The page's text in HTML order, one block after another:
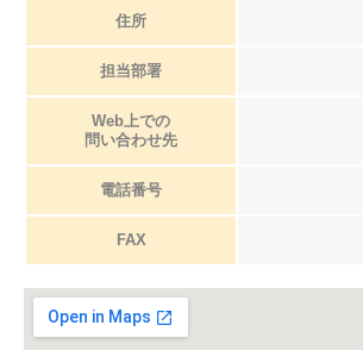
住所
担当部署
Web上での
問い合わせ先
電話番号
FAX